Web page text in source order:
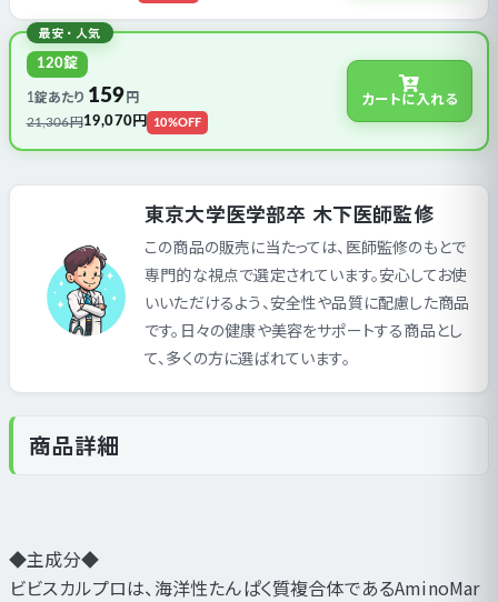
最安・人気
120錠
1錠あたり 159 円
21,306円19,070円 10%OFF
カートに入れる
東京大学医学部卒 木下医師監修
この商品の販売に当たっては、医師監修のもとで
専門的な視点で選定されています。安心してお使
いいただけるよう、安全性や品質に配慮した商品
です。日々の健康や美容をサポートする商品とし
て、多くの方に選ばれています。
商品詳細
◆主成分◆
ビビスカルプロは、海洋性たんぱく質複合体であるAminoMar